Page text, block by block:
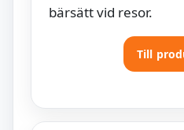
bärsätt vid resor.
Till